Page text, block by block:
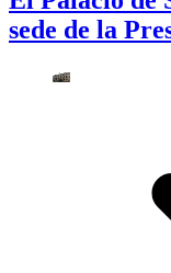
sede de la